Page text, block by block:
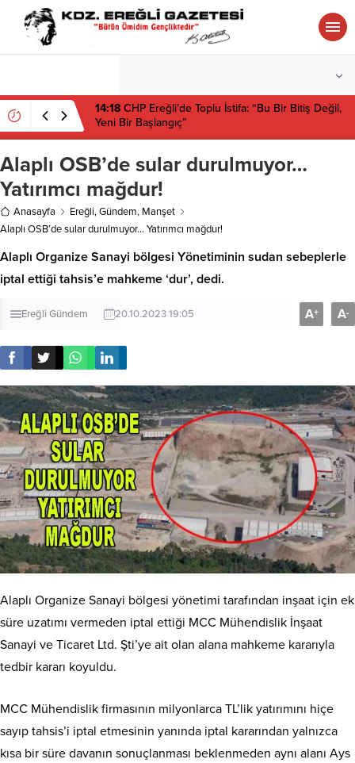
14:18 CHP Ereğli’de Toplu İstifa: “Bu Bir Bitiş Değil,
Yeni Bir Başlangıç”
Alaplı OSB’de sular durulmuyor…
Yatırımcı mağdur!
Anasayfa Ereğli,Gündem, Manşet
Alaplı OSB’de sular durulmuyor… Yatırımcı mağdur!
Alaplı Organize Sanayi bölgesi Yönetiminin sudan sebeplerle
iptal ettiği tahsis’e mahkeme ‘dur’, dedi.
Ereğli Gündem 20.10.2023 19:05 A+ A-
Alaplı Organize Sanayi bölgesi yönetimi tarafından inşaat için ek
süre uzatımı vermeden iptal ettiği MCC Mühendislik İnşaat
Sanayi ve Ticaret Ltd. Şti’ye ait olan alana mahkeme kararıyla
tedbir kararı koyuldu.
MCC Mühendislik firmasının milyonlarca TL’lik yatırımını hiçe
sayıp tahsis’i iptal etmesinin yanında iptal kararından yalnızca
kısa bir süre davanın sonuçlanması beklenmeden aynı alanı Ays